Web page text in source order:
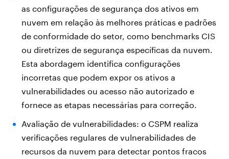
as configurações de segurança dos ativos em
nuvem em relação às melhores práticas e padrões
de conformidade do setor, como benchmarks CIS
ou diretrizes de segurança específicas da nuvem.
Esta abordagem identifica configurações
incorretas que podem expor os ativos a
vulnerabilidades ou acesso não autorizado e
fornece as etapas necessárias para correção.
Avaliação de vulnerabilidades: o CSPM realiza
verificações regulares de vulnerabilidades de
recursos da nuvem para detectar pontos fracos